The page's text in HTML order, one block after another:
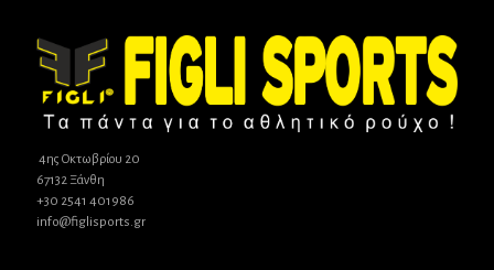
4ης Οκτωβρίου 20
67132 Ξάνθη
+30 2541 401986
info@figlisports.gr